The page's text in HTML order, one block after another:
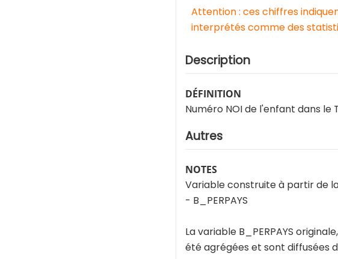
Attention : ces chiffres
interprétés comme des
Description
DÉFINITION
Numéro NOI de l'enfant dans le
Autres
NOTES
Variable construite à partir de
- B_PERPAYS
La variable B_PERPAYS
été agrégées et sont diffusées